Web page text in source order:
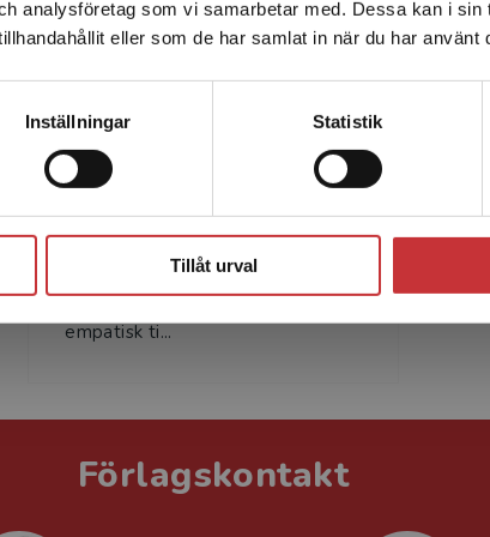
analysföretag som vi samarbetar med. Dessa kan i sin
eller som de har samlat in när du har använt
Inställningar Statistik
Tillåt urval
För att kunna slutföra ett köp måste
vara i Sverige.Läs mer
Maria Pröckl är lektor i den
praktiska kunskapens teori vid
Södertörns högskola. Hon
disputerade 2020 med
avhandlingen Tyngd, sväng och
empatisk ti...
Förlagskontakt